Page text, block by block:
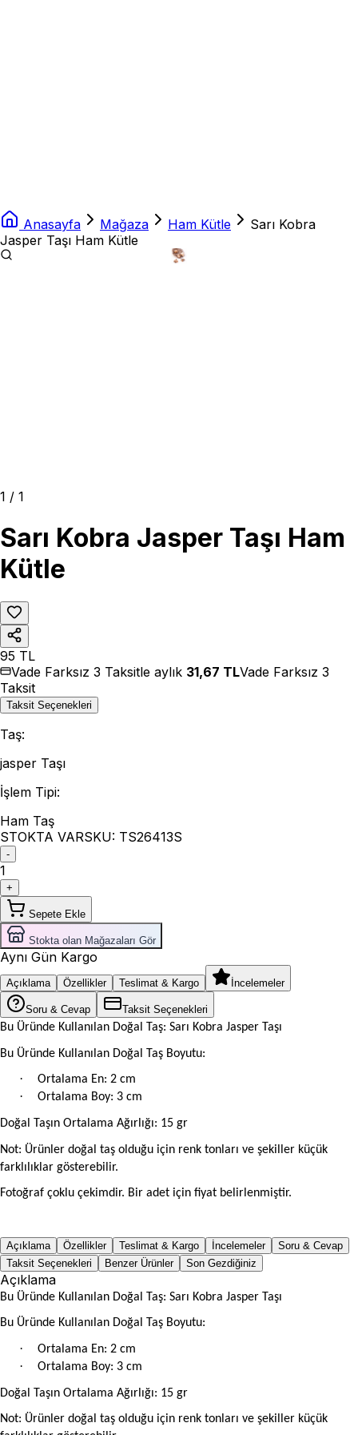
Anasayfa Mağaza Ham Kütle
Sarı Kobra
Jasper Taşı Ham Kütle
1 / 1
Sarı Kobra Jasper Taşı Ham
Kütle
95 TL
Vade Farksız 3 Taksitle aylık 31,67 TLVade Farksız 3
Taksit
Taksit Seçenekleri
Taş:
jasper Taşı
İşlem Tipi:
Ham Taş
STOKTA VARSKU: TS26413S
-
1
+
Sepete Ekle
Stokta olan Mağazaları Gör
Aynı Gün Kargo
Açıklama Özellikler Teslimat & Kargo İncelemeler
Soru & Cevap Taksit Seçenekleri
Bu Üründe Kullanılan Doğal Taş: Sarı Kobra Jasper Taşı
Bu Üründe Kullanılan Doğal Taş Boyutu:
· Ortalama En: 2 cm
· Ortalama Boy: 3 cm
Doğal Taşın Ortalama Ağırlığı: 15 gr
Not: Ürünler doğal taş olduğu için renk tonları ve şekiller küçük
farklılıklar gösterebilir.
Fotoğraf çoklu çekimdir. Bir adet için fiyat belirlenmiştir.
Açıklama Özellikler Teslimat & Kargo İncelemeler
Soru & Cevap
Taksit Seçenekleri
Benzer Ürünler Son Gezdiğiniz
Açıklama
Bu Üründe Kullanılan Doğal Taş: Sarı Kobra Jasper Taşı
Bu Üründe Kullanılan Doğal Taş Boyutu:
· Ortalama En: 2 cm
· Ortalama Boy: 3 cm
Doğal Taşın Ortalama Ağırlığı: 15 gr
Not: Ürünler doğal taş olduğu için renk tonları ve şekiller küçük